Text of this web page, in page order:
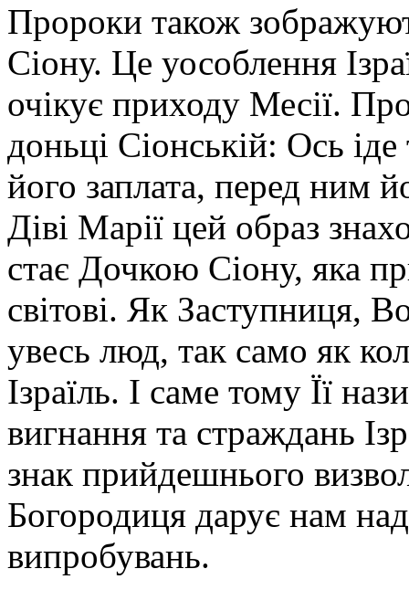
Пророки також
Сіону. Це уособлення
очікує приходу Месії.
доньці Сіонській: Ось
його заплата, перед ним
Діві Марії цей образ
стає Дочкою Сіону, яка
світові. Як Заступниця,
увесь люд, так само як
Ізраїль. І саме тому Її
вигнання та страждань
знак прийдешнього
Богородиця дарує нам
випробувань.